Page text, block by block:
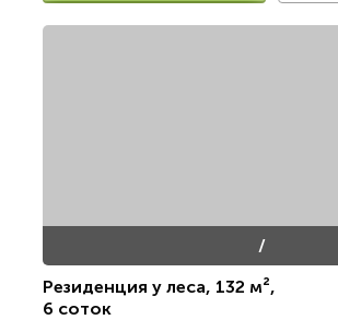
/
Резиденция у леса, 132 м²,
6 соток